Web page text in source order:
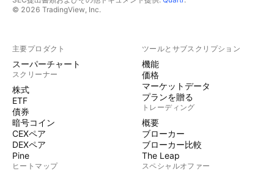
© 2026 TradingView, Inc.
主要プロダクト
スーパーチャート
スクリーナー
株式
ETF
債券
暗号コイン
CEXペア
DEXペア
Pine
ヒートマップ
ツールとサブスクリプション
機能
価格
マーケットデータ
プランを贈る
トレーディング
概要
ブローカー
ブローカー比較
The Leap
スペシャルオファー